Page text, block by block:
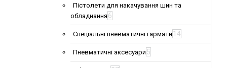
Пістолети для накачування шин та
обладнання 6
Спеціальні пневматичні гармати 14
Пневматичні аксесуари 5